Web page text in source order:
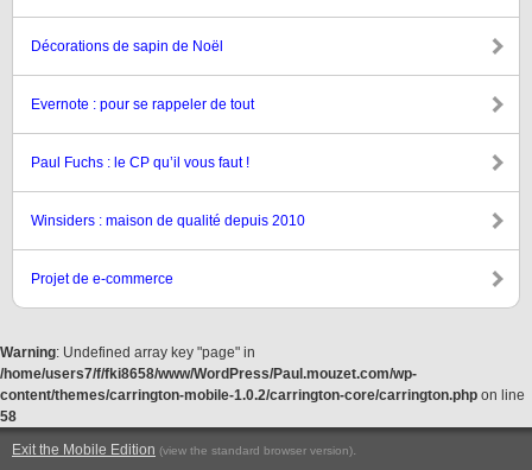
Décorations de sapin de Noël
Evernote : pour se rappeler de tout
Paul Fuchs : le CP qu’il vous faut !
Winsiders : maison de qualité depuis 2010
Projet de e-commerce
Warning: Undefined array key "page" in
/home/users7/f/fki8658/www/WordPress/Paul.mouzet.com/wp-
content/themes/carrington-mobile-1.0.2/carrington-core/carrington.php on line
58
Exit the Mobile Edition (view the standard browser version).